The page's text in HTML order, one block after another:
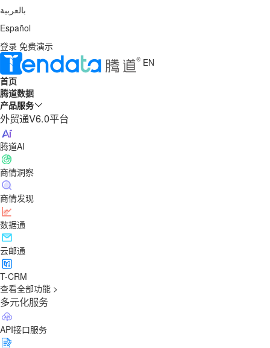
بالعربية
Español
登录 免费演示
EN
首页
腾道数据
产品服务
外贸通V6.0平台
腾道AI
商情洞察
商情发现
数据通
云邮通
T-CRM
查看全部功能 >
多元化服务
API接口服务